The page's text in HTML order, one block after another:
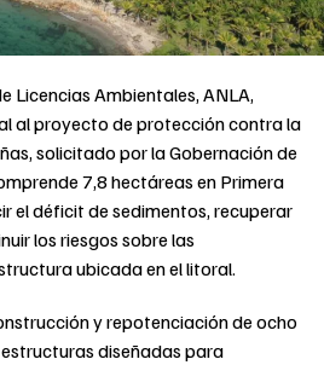
Licencias Ambientales, ANLA,
al proyecto de protección contra la
solicitado por la Gobernación de
7,8 hectáreas en Primera
el déficit de sedimentos, recuperar
los riesgos sobre las
ubicada en el litoral.
y repotenciación de ocho
diseñadas para